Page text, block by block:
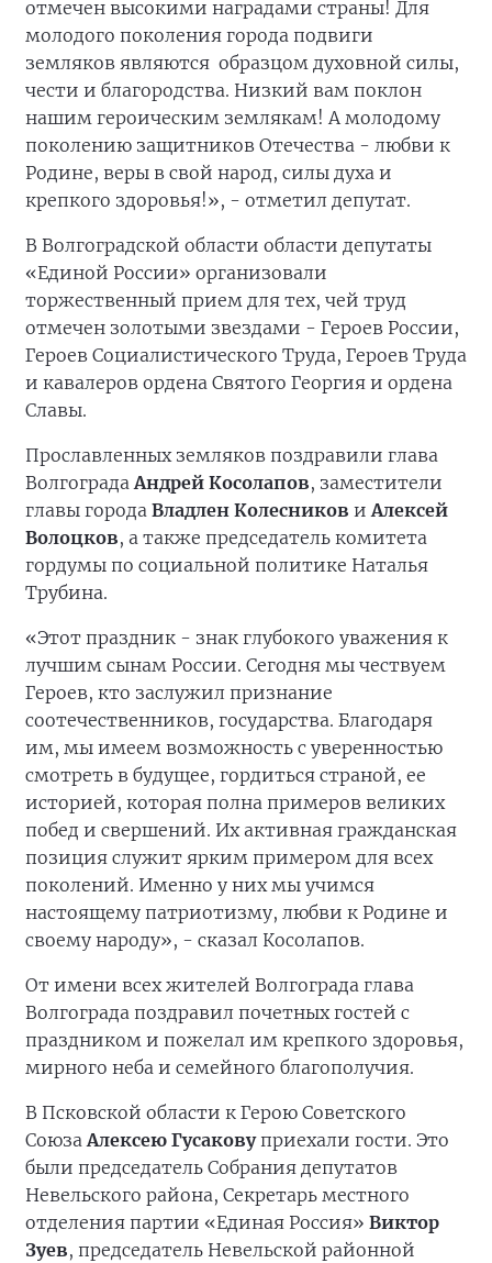
отмечен высокими наградами страны! Для
молодого поколения города подвиги
земляков являются образцом духовной силы,
чести и благородства. Низкий вам поклон
нашим героическим землякам! А молодому
поколению защитников Отечества - любви к
Родине, веры в свой народ, силы духа и
крепкого здоровья!», - отметил депутат.
В Волгоградской области области депутаты
«Единой России» организовали
торжественный прием для тех, чей труд
отмечен золотыми звездами - Героев России,
Героев Социалистического Труда, Героев Труда
и кавалеров ордена Святого Георгия и ордена
Славы.
Прославленных земляков поздравили глава
ВолгоградаАндрей Косолапов, заместители
главы города Владлен Колесников иАлексей
Волоцков, а также председатель комитета
гордумы по социальной политике Наталья
Трубина.
«Этот праздник - знак глубокого уважения к
лучшим сынам России. Сегодня мы чествуем
Героев, кто заслужил признание
соотечественников, государства. Благодаря
им, мы имеем возможность с уверенностью
смотреть в будущее, гордиться страной, ее
историей, которая полна примеров великих
побед и свершений. Их активная гражданская
позиция служит ярким примером для всех
поколений. Именно у них мы учимся
настоящему патриотизму, любви к Родине и
своему народу», - сказал Косолапов.
От имени всех жителей Волгограда глава
Волгограда поздравил почетных гостей с
праздником и пожелал им крепкого здоровья,
мирного неба и семейного благополучия.
В Псковской области к Герою Советского
СоюзаАлексею Гусаковуприехали гости. Это
были председатель Собрания депутатов
Невельского района, Секретарь местного
отделения партии «Единая Россия» Виктор
Зуев, председатель Невельской районной